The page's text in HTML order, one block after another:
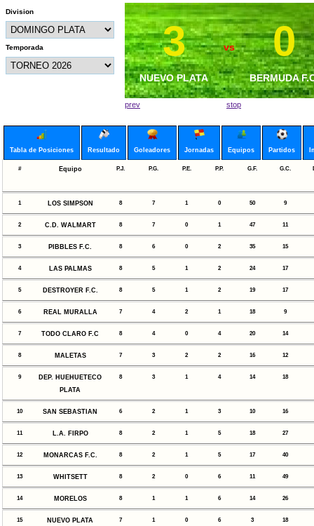
Division
Temporada 3
NUEVO PLATA
vs 0
BERMUDA
3
DEP. HUEHUETECO
PLATA
vs 0
NUEVO
prev stop
Tabla de Posiciones Resultado Goleadores Jornadas Equipos Partidos
# Equipo P.J. P.G. P.E. P.P. G.F. G.C.
1 LOS SIMPSON 8 7 1 0 50 9
2 C.D. WALMART 8 7 0 1 47 11
3 PIBBLES F.C. 8 6 0 2 35 15
4 LAS PALMAS 8 5 1 2 24 17
5 DESTROYER F.C. 8 5 1 2 19 17
6 REAL MURALLA 7 4 2 1 18 9
7 TODO CLARO F.C 8 4 0 4 20 14
8 MALETAS 7 3 2 2 16 12
9
DEP. HUEHUETECO
PLATA
8 3 1 4 14 18
10 SAN SEBASTIAN 6 2 1 3 10 16
11 L.A. FIRPO 8 2 1 5 18 27
12 MONARCAS F.C. 8 2 1 5 17 40
13 WHITSETT 8 2 0 6 11 49
14 MORELOS 8 1 1 6 14 26
15 NUEVO PLATA 7 1 0 6 3 18